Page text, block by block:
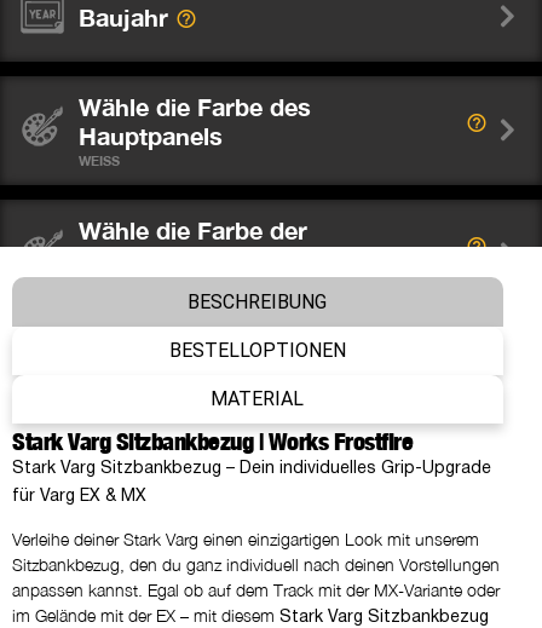
Baujahr
Wähle die Farbe des
Hauptpanels
WEISS
Wähle die Farbe der
Wähle die Farbe der Rippen
Wähle die Farbe der Nähte
WIE UNTERGRUND
Was möchtest du auf dem
Hauptpanel platzieren?
STARK LOGO
BESCHREIBUNG
BESTELLOPTIONEN
MATERIAL
Stark Varg Sitzbankbezug | Works Frostfire
Stark Varg Sitzbankbezug – Dein individuelles Grip-Upgrade
für Varg EX & MX
Verleihe deiner Stark Varg einen einzigartigen Look mit unserem
Sitzbankbezug, den du ganz individuell nach deinen Vorstellungen
anpassen kannst. Egal ob auf dem Track mit der MX-Variante oder
im Gelände mit der EX – mit diesem Stark Varg Sitzbankbezug